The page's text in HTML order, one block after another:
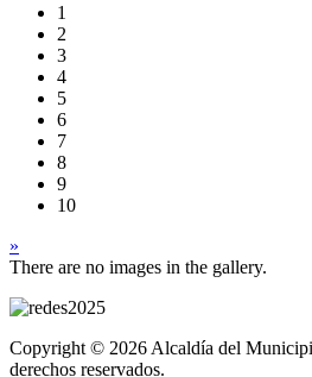
1
2
3
4
5
6
7
8
9
10
»
There are no images in the gallery.
Copyright © 2026 Alcaldía del
derechos reservados.